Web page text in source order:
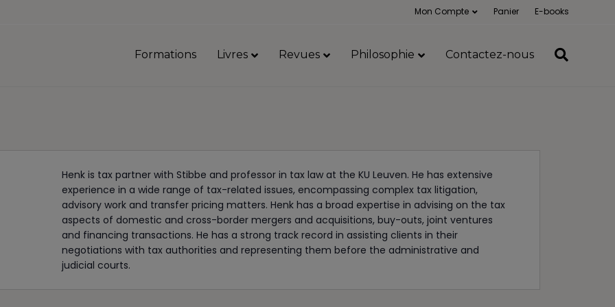
Mon Compte Panier E-books
Formations Livres Revues Philosophie Contactez-nous
Henk is tax partner with Stibbe and professor in tax law at the KU Leuven. He has extensive
experience in a wide range of tax-related issues, encompassing complex tax litigation,
advisory work and transfer pricing matters. Henk has a broad expertise in advising on the tax
aspects of domestic and cross-border mergers and acquisitions, buy-outs, joint ventures
and financing transactions. He has a strong track record in assisting clients in their
negotiations with tax authorities and representing them before the administrative and
judicial courts.